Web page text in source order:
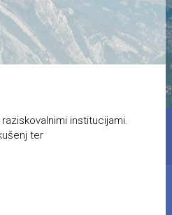
institucijami.
ter